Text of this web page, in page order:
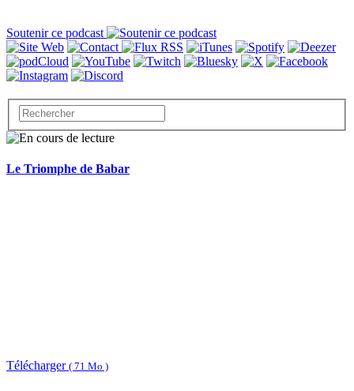
Soutenir ce podcast
Le Triomphe de Babar
Télécharger ( 71 Mo )